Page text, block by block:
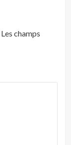
Les champs